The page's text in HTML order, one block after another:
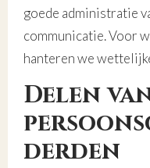
goede administratie
communicatie. Voor
hanteren we
Delen
derden